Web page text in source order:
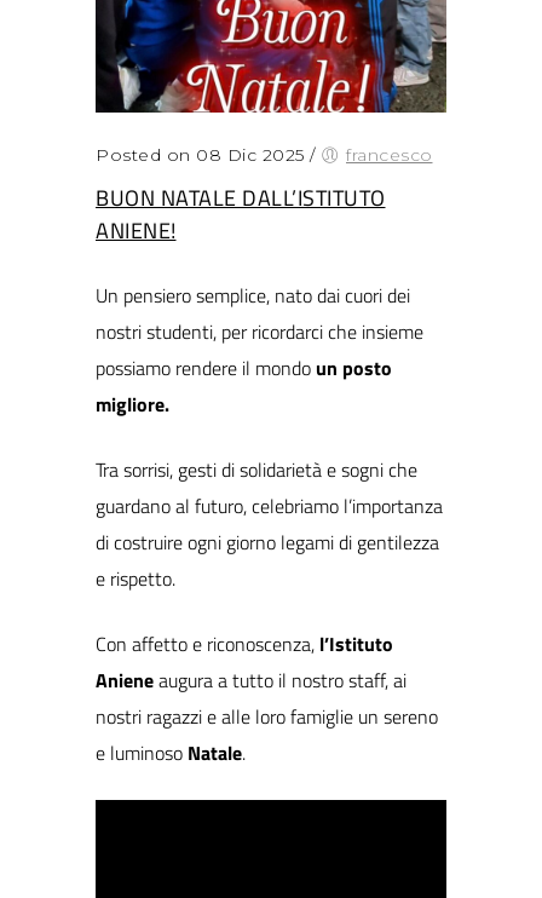
Posted on 08 Dic 2025 / francesco
BUON NATALE DALL’ISTITUTO
ANIENE!
Un pensiero semplice, nato dai cuori dei
nostri studenti, per ricordarci che insieme
possiamo rendere il mondoun posto
migliore.
Tra sorrisi, gesti di solidarietà e sogni che
guardano al futuro, celebriamo l’importanza
di costruire ogni giorno legami di gentilezza
e rispetto.
Con affetto e riconoscenza, l’Istituto
Anieneaugura a tutto il nostro staff, ai
nostri ragazzi e alle loro famiglie un sereno
e luminoso Natale.